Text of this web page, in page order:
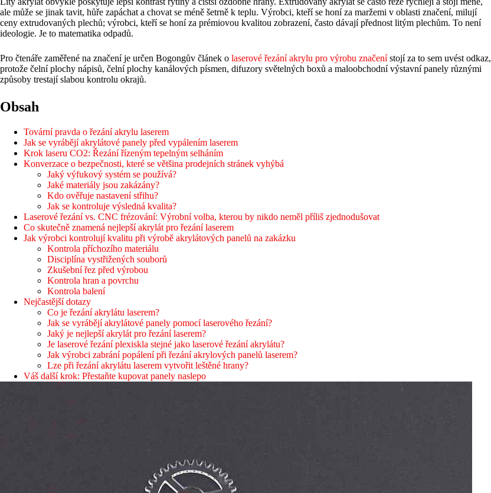
ale může se jinak tavit, hůře zapáchat a chovat se méně šetrně k teplu. Výrobci, kteří se honí za maržemi v oblasti značení, milují
ceny extrudovaných plechů; výrobci, kteří se honí za prémiovou kvalitou zobrazení, často dávají přednost litým plechům. To není
ideologie. Je to matematika odpadů.
Pro čtenáře zaměřené na značení je určen Bogongův článek o laserové řezání akrylu pro výrobu značenístojí za to sem uvést odkaz,
protože čelní plochy nápisů, čelní plochy kanálových písmen, difuzory světelných boxů a maloobchodní výstavní panely různými
způsoby trestají slabou kontrolu okrajů.
Obsah
Tovární pravda o řezání akrylu laserem
Jak se vyrábějí akrylátové panely před vypálením laserem
Krok laseru CO2: Řezání řízeným tepelným selháním
Konverzace o bezpečnosti, které se většina prodejních stránek vyhýbá
Jaký výfukový systém se používá?
Jaké materiály jsou zakázány?
Kdo ověřuje nastavení střihu?
Jak se kontroluje výsledná kvalita?
Laserové řezání vs. CNC frézování: Výrobní volba, kterou by nikdo neměl příliš zjednodušovat
Co skutečně znamená nejlepší akrylát pro řezání laserem
Jak výrobci kontrolují kvalitu při výrobě akrylátových panelů na zakázku
Kontrola příchozího materiálu
Disciplína vystřižených souborů
Zkušební řez před výrobou
Kontrola hran a povrchu
Kontrola balení
Nejčastější dotazy
Co je řezání akrylátu laserem?
Jak se vyrábějí akrylátové panely pomocí laserového řezání?
Jaký je nejlepší akrylát pro řezání laserem?
Je laserové řezání plexiskla stejné jako laserové řezání akrylátu?
Jak výrobci zabrání popálení při řezání akrylových panelů laserem?
Lze při řezání akrylátu laserem vytvořit leštěné hrany?
Váš další krok: Přestaňte kupovat panely naslepo